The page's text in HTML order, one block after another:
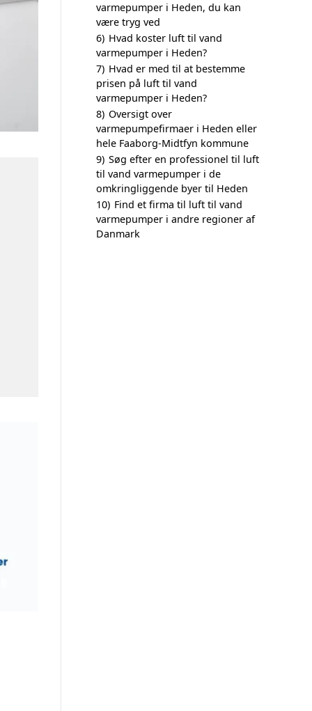
varmepumper i Heden, du kan
være tryg ved
6) Hvad koster luft til vand
varmepumper i Heden?
7) Hvad er med til at bestemme
prisen på luft til vand
varmepumper i Heden?
8) Oversigt over
varmepumpefirmaer i Heden eller
hele Faaborg-Midtfyn kommune
9) Søg efter en professionel til luft
til vand varmepumper i de
omkringliggende byer til Heden
10) Find et firma til luft til vand
varmepumper i andre regioner af
Danmark